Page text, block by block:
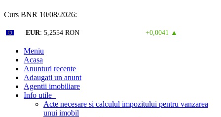
Curs BNR 10/08/2026:
EUR: 5,2554 RON +0,0041 ▲
Meniu
Acasa
Anunturi recente
Adaugati un anunt
Agentii imobiliare
Info utile
Acte necesare si calculul impozitului pentru vanzarea
unui imobil